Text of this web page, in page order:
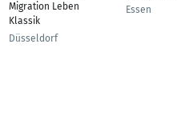
Migration Leben
Klassik
Düsseldorf
Essen